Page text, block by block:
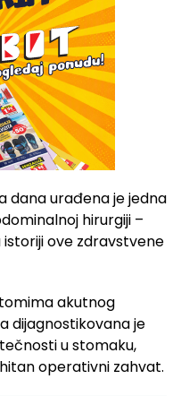
dana urađena je jedna
hirurgiji –
istoriji ove zdravstvene
akutnog
dijagnostikovana je
u stomaku,
operativni zahvat.